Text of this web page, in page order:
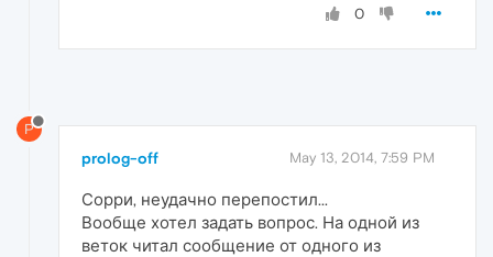
0
P
prolog-off May 13, 2014, 7:59 PM
Сорри, неудачно перепостил...
Вообще хотел задать вопрос. На одной из
веток читал сообщение от одного из